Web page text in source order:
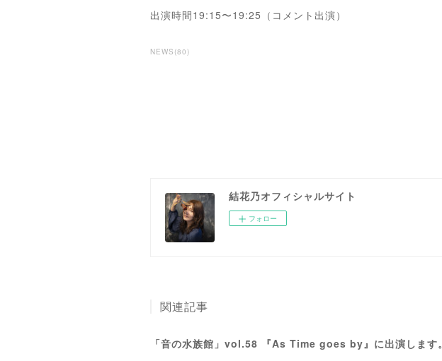
出演時間19:15〜19:25（コメント出演）
NEWS (80)
結花乃オフィシャルサイト
フォロー
関連記事
「音の水族館」vol.58 『As Time goes by』に出演します。